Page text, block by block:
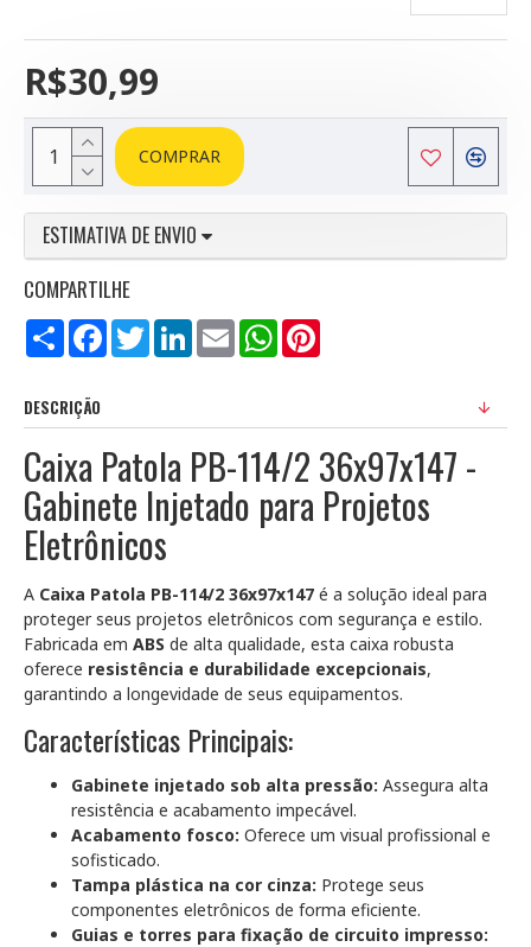
R$30,99
COMPRAR
ESTIMATIVA DE ENVIO
COMPARTILHE
Compartilhar
FacebookTwitterLinkedInEmail WhatsApp
DESCRIÇÃO
Caixa Patola PB-114/2 36x97x147 -
Gabinete Injetado para Projetos
Eletrônicos
A Caixa Patola PB-114/2 36x97x147 é a solução ideal para
proteger seus projetos eletrônicos com segurança e estilo.
Fabricada em ABS de alta qualidade, esta caixa robusta
oferece resistência e durabilidade excepcionais,
garantindo a longevidade de seus equipamentos.
Características Principais:
Gabinete injetado sob alta pressão: Assegura alta
resistência e acabamento impecável.
Acabamento fosco: Oferece um visual profissional e
sofisticado.
Tampa plástica na cor cinza: Protege seus
componentes eletrônicos de forma eficiente.
Guias e torres para fixação de circuito impresso: